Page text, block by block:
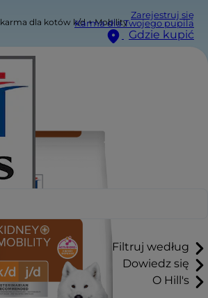
Zarejestruj się
Karma dla Twojego pupila
Gdzie kupić
Filtruj według
Dowiedz się
O Hill's
karma dla kotów k/d + Mobility